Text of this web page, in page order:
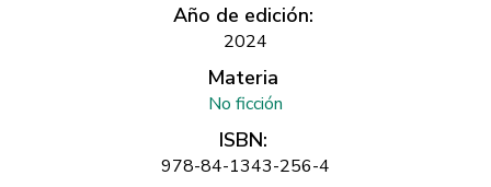
Año de edición:
2024
Materia
No ficción
ISBN:
978-84-1343-256-4